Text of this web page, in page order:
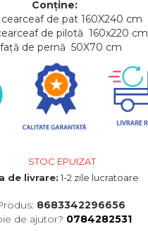
Conține:
cearceaf de pat 160X240 cm
de pilotă 160x220 cm
față de pernă 50X70 cm
STOC EPUIZAT
de livrare: 1-2 zile lucratoare
8683342296656
de ajutor? 0784282531